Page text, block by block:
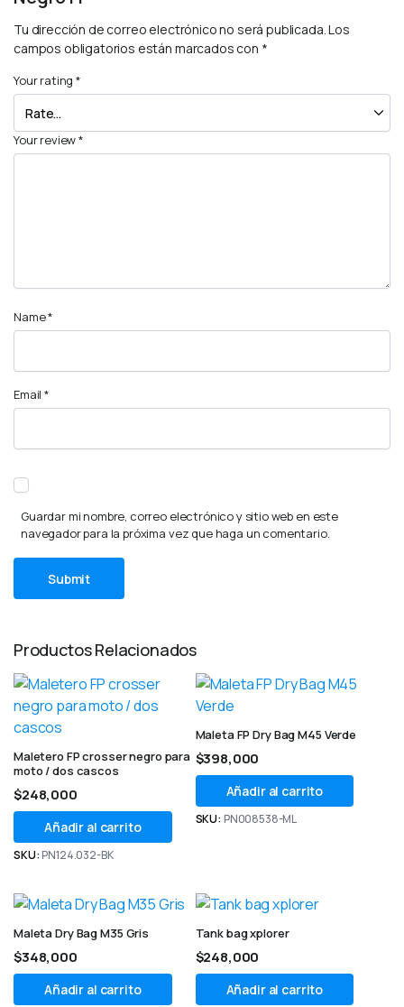
Tu dirección de correo electrónico no será publicada.Los
campos obligatorios están marcados con *
Your rating*
Your review*
Name*
Email*
Guardar mi nombre, correo electrónico y sitio web en este
navegador para la próxima vez que haga un comentario.
Productos Relacionados
Maletero FP crosser negro para
moto / dos cascos
$248,000
Añadir al carrito
SKU: PN124.032-BK
Maleta FP Dry Bag M45 Verde
$398,000
Añadir al carrito
SKU: PN008538-ML
Maleta Dry Bag M35 Gris
$348,000
Añadir al carrito
Tank bag xplorer
$248,000
Añadir al carrito